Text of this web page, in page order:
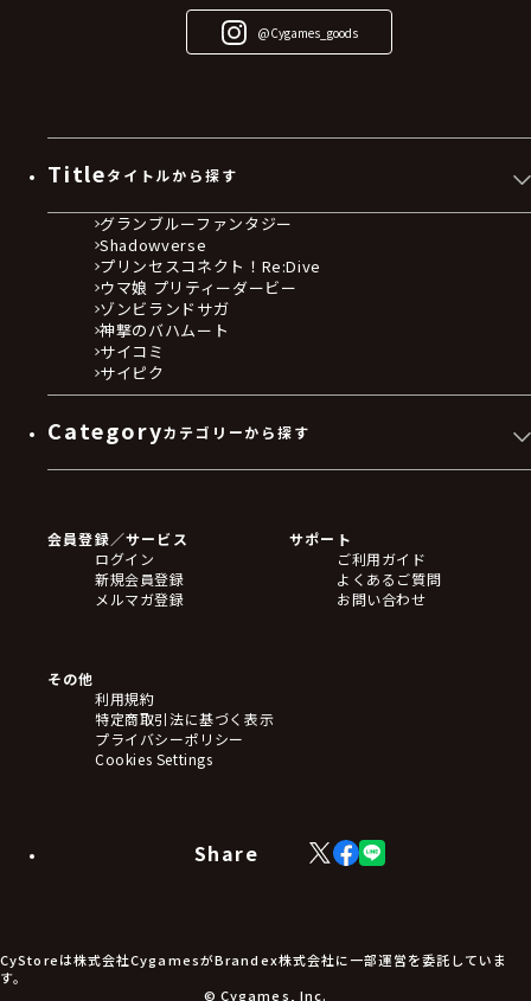
@Cygames_goods
Titleタイトルから探す
グランブルーファンタジー
Shadowverse
プリンセスコネクト！Re:Dive
ウマ娘 プリティーダービー
ゾンビランドサガ
神撃のバハムート
サイコミ
サイピク
Categoryカテゴリーから探す
フィギュア
アクリルスタンド
バッジ
キーホルダー・ストラップ
ステッカー・シール・カード
タペストリー・ポスター
アームサポーター
ブレードホルダー
食品・飲料品
アパレル小物
アクセサリー
会員登録／サービス
ログイン
新規会員登録
メルマガ登録
サポート
ご利用ガイド
よくあるご質問
お問い合わせ
その他
利用規約
特定商取引法に基づく表示
プライバシーポリシー
Cookies Settings
Share
X
(Twitter)
Facebook
LINE
CyStoreは株式会社CygamesがBrandex株式会社に一部運営を委託していま
す。
© Cygames, Inc.